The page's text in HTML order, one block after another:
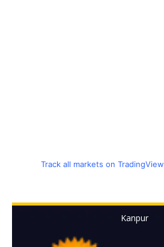
Track all markets on TradingView
Kanpur